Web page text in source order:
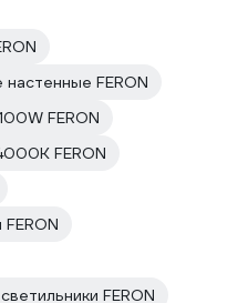
FERON
FERON
FERON
FERON